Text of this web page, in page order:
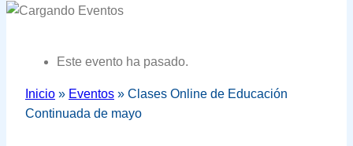
Este evento ha pasado.
Inicio » Eventos » Clases Online de Educación
Continuada de mayo